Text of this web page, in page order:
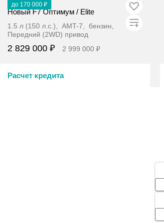
до 170 000 ₽
В наличии
Новый F7 Оптимум / Elite
1.5 л (150 л.с.), AMT-7, бензин,
Передний (2WD) привод
2 829 000 ₽ 2 999 000 ₽
Расчет кредита